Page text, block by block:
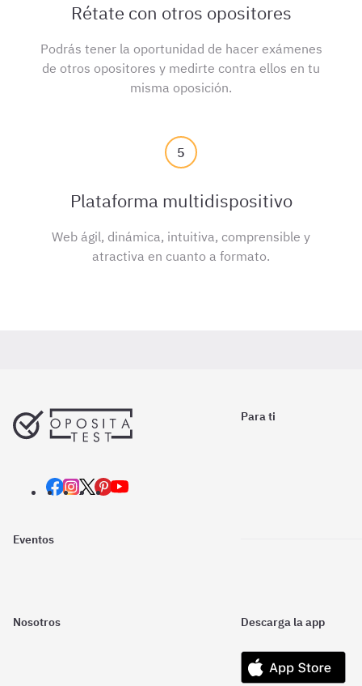
Rétate con otros opositores
Podrás tener la oportunidad de hacer exámenes
de otros opositores y medirte contra ellos en tu
misma oposición.
5
Plataforma multidispositivo
Web ágil, dinámica, intuitiva, comprensible y
atractiva en cuanto a formato.
Para ti
Eventos
Nosotros Descarga la app